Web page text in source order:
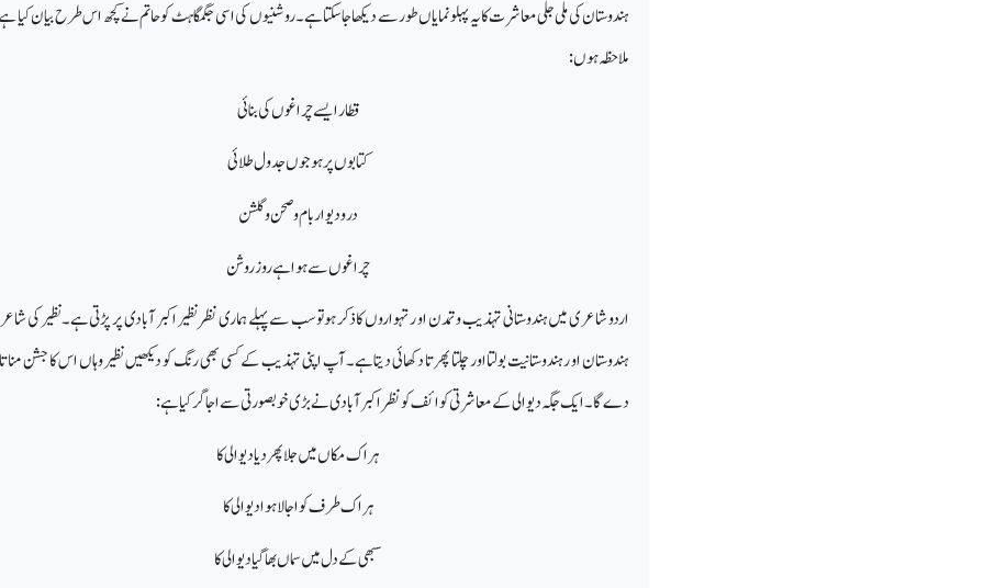
ہندوستان کی ملی جلی معاشرت کایہ پہلو نمایاں طور سے دیکھا جاسکتا ہے۔روشنیوں کی اسی جگمگا ہٹ کو حاتم نے کچھ اس طرح بیان کیا
ملاحظہ ہوں:
قطار ایسے چراغوں کی بنائی
کتابوں پر ہو جوں جدول طلائی
در و دیوار بام و صحن و گلشن
چراغوں سے ہوا ہے روز روشن
اردو شاعری میں ہندوستانی تہذیب وتمدن او رتہواروں کا ذکر ہوتو سب سے پہلے ہماری نظر نظیر اکبر آبادی پر پڑتی ہے۔نظیر کی
ہندوستان او رہندوستانیت بولتااور چلتا پھرتا دکھائی دیتاہے۔آپ اپنی تہذیب کے کسی بھی رنگ کو دیکھیں نظیر وہاں اس کا جشن
دے گا۔ ایک جگہ دیوالی کے معاشرتی کو ائف کو نظر اکبر آبادی نے بڑی خوبصورتی سے اجاگر کیاہے:
ہر اک مکاں میں جلا پھر دیا دیوالی کا
ہر اک طرف کو اجالا ہوا دیوالی کا
سبھی کے دل میں سماں بھا گیا دیوالی کا